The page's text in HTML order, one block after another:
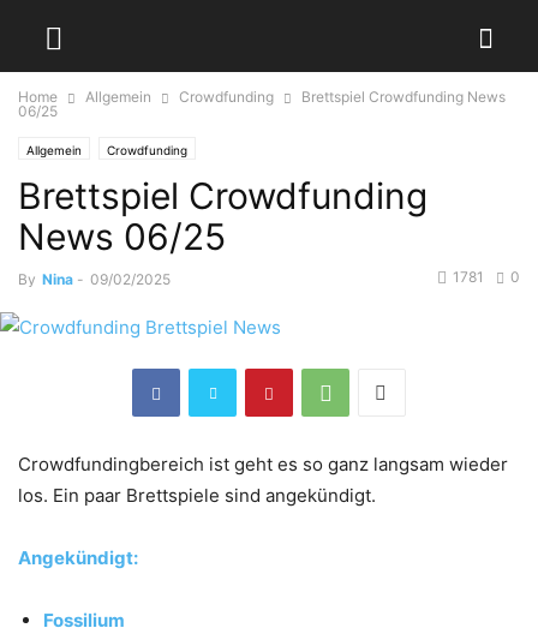
Home Allgemein Crowdfunding
Brettspiel Crowdfunding News
06/25
Allgemein Crowdfunding
Brettspiel Crowdfunding
News 06/25
By Nina - 09/02/2025 0
1781
Crowdfundingbereich ist geht es so ganz langsam wieder
los. Ein paar Brettspiele sind angekündigt.
Angekündigt:
Fossilium